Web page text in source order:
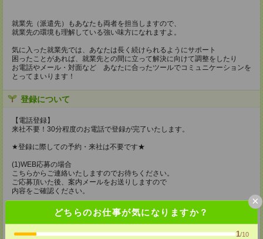
どちらのお仕事が気になりますか？
1/10
×
就業先（派遣先）もあなたも両者を担当しますので、
就業先の環境も理解している強い味方になれますよ。
気に入った就業先では、あなたは長く続けられるようにサポート
困ったことがあれば、就業先との間に立って解決に向けて調整をしたり
お電話やメール・対面など あなたに合ったツールでコミュニケーションを
とってまいります！
登録について
【電話登録】
来社不要！30分程度のお電話で登録が完了いたします。
★登録に際しての予約・来社は不要です★
(1)WEB応募の場合
こちらからご連絡いたしますのでお待ちください。
ご応募頂いた後、案内メールをお送りしますので
内容をご確認ください。
(2)電話応募の場合
お時間のあるときにお電話にてご応募いただければ
その場で登録も可能です。